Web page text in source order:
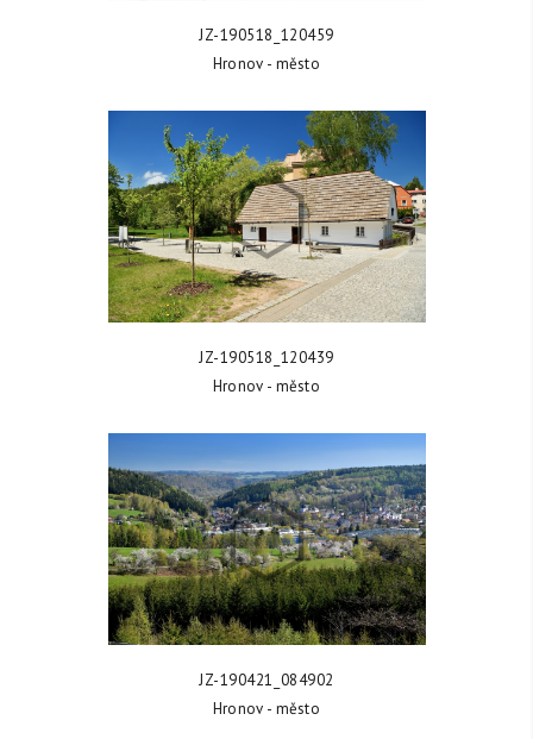
ZOBRAZIT FOTKU
JZ-190518_120459
Hronov - město
ZOBRAZIT FOTKU
JZ-190518_120439
Hronov - město
ZOBRAZIT FOTKU
JZ-190421_084902
Hronov - město